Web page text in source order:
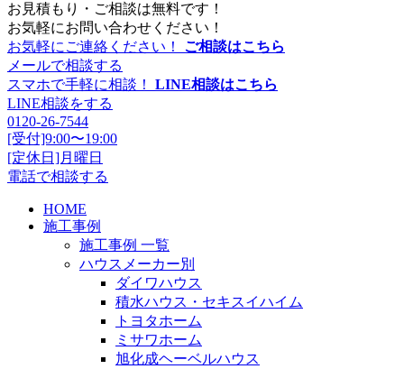
お見積もり・ご相談は無料です！
お気軽にお問い合わせください！
お気軽にご連絡ください！ ご相談はこちら
メールで相談する
スマホで手軽に相談！ LINE相談はこちら
LINE相談をする
0120-26-7544
[受付]9:00〜19:00
[定休日]月曜日
電話で相談する
HOME
施工事例
施工事例 一覧
ハウスメーカー別
ダイワハウス
積水ハウス・セキスイハイム
トヨタホーム
ミサワホーム
旭化成ヘーベルハウス